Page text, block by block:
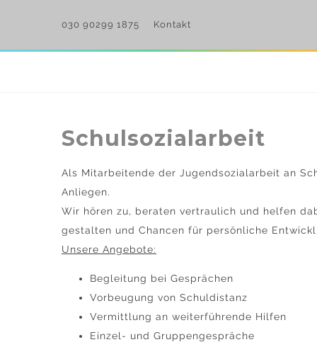
030 90299 1875 Kontakt
Schulsozialarbeit
Als Mitarbeitende der Jugendsozialarbeit an
Anliegen.
Wir hören zu, beraten vertraulich und helfen
gestalten und Chancen für persönliche
Unsere Angebote:
Begleitung bei Gesprächen
Vorbeugung von Schuldistanz
Vermittlung an weiterführende Hilfen
Einzel- und Gruppengespräche